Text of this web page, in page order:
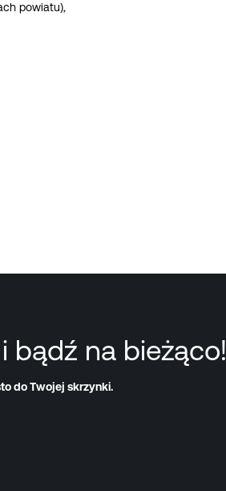
powiatu),
bądź na bieżąco!
do Twojej skrzynki.